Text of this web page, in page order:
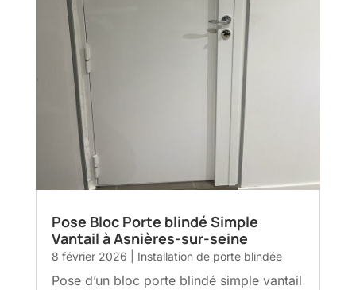
Pose Bloc Porte blindé Simple
Vantail à Asnières-sur-seine
8 février 2026 Installation de porte blindée
Pose d’un bloc porte blindé simple vantail